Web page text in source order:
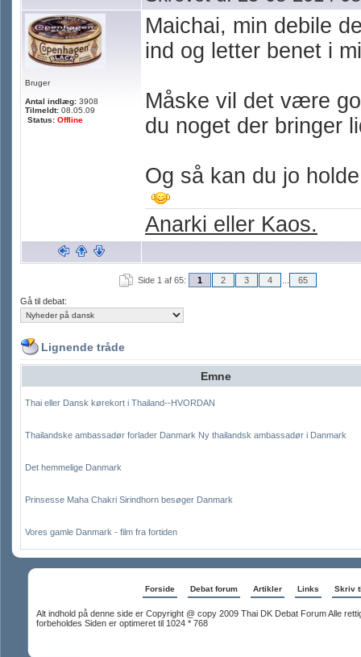
Bruger
Antal indlæg: 3908
Tilmeldt: 08.05.09
Status: Offline
Maichai, min debile
ind og letter benet i
Måske vil det være
du noget der bringer
Og så kan du jo
Anarki eller Kaos.
Side 1 af 65: 1 2 3 4 65
Gå til debat:
Lignende tråde
Emne
Thai eller Dansk kørekort i Thailand--HVORDAN
Thailandske ambassadør forlader Danmark Ny thailandsk ambassadør i Danmark
Det hemmelige Danmark
Prinsesse Maha Chakri Sirindhorn besøger Danmark
Vores gamle Danmark - film fra fortiden
Forside Debat forum Artikler Links Skriv
Alt indhold på denne side er Copyright @ copy 2009 Thai DK Debat Forum Alle
forbeholdes Siden er optimeret til 1024 * 768